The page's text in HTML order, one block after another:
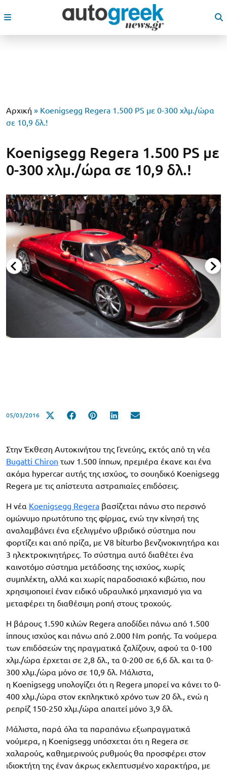
Αρχική » Koenigsegg Regera 1.500 PS με 0-300 χλμ./ώρα
σε 10,9 δλ.!
Koenigsegg Regera 1.500 PS με
0-300 χλμ./ώρα σε 10,9 δλ.!
05/03/2016
Στην Έκθεση Αυτοκινήτου της Γενεύης, εκτός από τη νέα
Bugatti Chiron των 1.500 ίππων, πρεμιέρα έκανε και ένα
ακόμα hypercar αυτής της ισχύος, το σουηδικό Koenigsegg
Regera με τις απίστευτα αστραπιαίες επιδόσεις.
Η νέα Koenigsegg Regera βασίζεται πάνω στο περσινό
ομώνυμο πρωτότυπο της φίρμας, ενώ την κίνησή της
αναλαμβάνει ένα εξελιγμένο υβριδικό σύστημα που
φορτίζει και από πρίζα, με V8 biturbo βενζινοκινητήρα και
3 ηλεκτροκινητήρες. Το σύστημα αυτό διαθέτει ένα
καινοτόμο σύστημα μετάδοσης της ισχύος, χωρίς
συμπλέκτη, αλλά και χωρίς παραδοσιακό κιβώτιο, που
χρησιμοποιεί έναν ειδικό υδραυλικό μηχανισμό για να
μεταφέρει τη διαθέσιμη ροπή στους τροχούς.
Η βάρους 1.590 κιλών Regera αποδίδει πάνω από 1.500
ίππους ισχύος και πάνω από 2.000 Nm ροπής. Τα νούμερα
των επιδόσεών της πραγματικά ζαλίζουν, αφού τα 0-100
χλμ./ώρα έρχεται σε 2,8 δλ., τα 0-200 σε 6,6 δλ. και τα 0-
300 χλμ./ώρα μόνο σε 10,9 δλ. Μάλιστα,
η Koenigsegg υπολογίζει ότι η Regera μπορεί να κάνει το 0-
400 χλμ./ώρα στον εκπληκτικό χρόνο των 20 δλ., ενώ η
ρεπρίζ 150-250 χλμ./ώρα απαιτεί μόνο 3,9 δλ.
Μάλιστα, παρά όλα τα παραπάνω εξωπραγματικά
νούμερα, η Koenigsegg υπόσχεται ότι η Regera σε
χαλαρούς, καθημερινούς ρυθμούς θα προσφέρει στον
ιδιοκτήτη της έναν άκρως εκλεπτυσμένο χαρακτήρα, με